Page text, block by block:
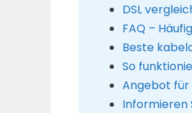
DSL
FAQ –
Beste
So
Angebot
Informieren